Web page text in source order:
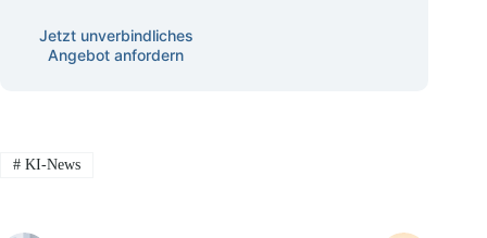
Jetzt unverbindliches
Angebot anfordern
#KI-News